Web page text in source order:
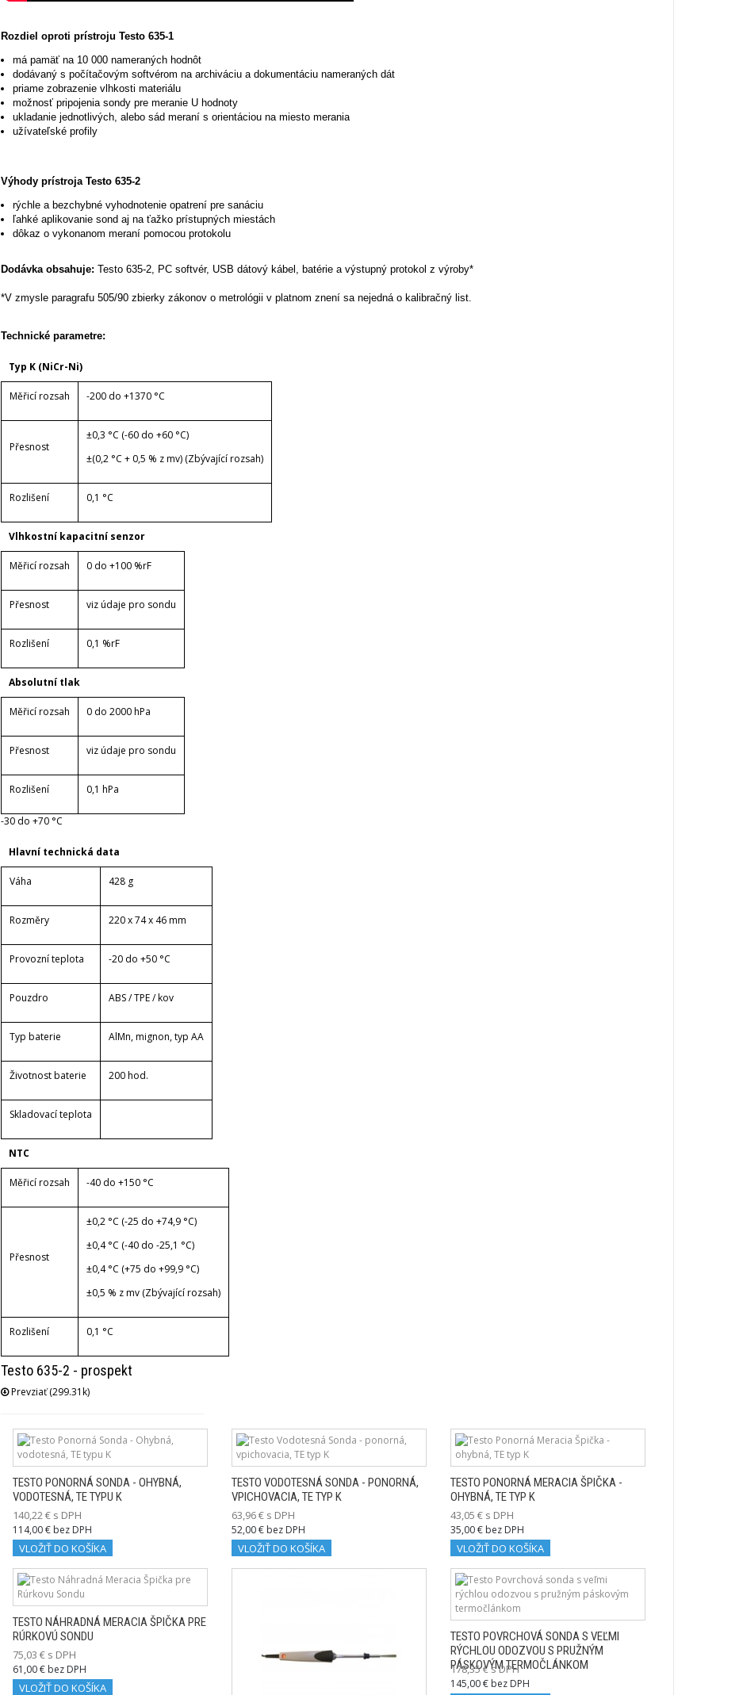
Rozdiel oproti prístroju Testo 635-1
má pamäť na 10 000 nameraných hodnôt
dodávaný s počítačovým softvérom na archiváciu a dokumentáciu nameraných dát
priame zobrazenie vlhkosti materiálu
možnosť pripojenia sondy pre meranie U hodnoty
ukladanie jednotlivých, alebo sád meraní s orientáciou na miesto merania
užívateľské profily
Výhody prístroja Testo 635-2
rýchle a bezchybné vyhodnotenie opatrení pre sanáciu
ľahké aplikovanie sond aj na ťažko prístupných miestách
dôkaz o vykonanom meraní pomocou protokolu
Dodávka obsahuje: Testo 635-2, PC softvér, USB dátový kábel, batérie a výstupný protokol z výroby*
*V zmysle paragrafu 505/90 zbierky zákonov o metrológii v platnom znení sa nejedná o kalibračný list.
Technické parametre:
Typ K (NiCr-Ni)
Měřicí rozsah -200 do +1370 °C
Přesnost
±0,3 °C (-60 do +60 °C)
±(0,2 °C + 0,5 % z mv) (Zbývající rozsah)
Rozlišení 0,1 °C
Vlhkostní kapacitní senzor
Měřicí rozsah 0 do +100 %rF
Přesnost viz údaje pro sondu
Rozlišení 0,1 %rF
Absolutní tlak
Měřicí rozsah 0 do 2000 hPa
Přesnost viz údaje pro sondu
Rozlišení 0,1 hPa
-30 do +70 °C
Hlavní technická data
Váha 428 g
Rozměry 220 x 74 x 46 mm
Provozní teplota -20 do +50 °C
Pouzdro ABS / TPE / kov
Typ baterie AlMn, mignon, typ AA
Životnost baterie 200 hod.
Skladovací teplota
NTC
Měřicí rozsah -40 do +150 °C
Přesnost
±0,2 °C (-25 do +74,9 °C)
±0,4 °C (-40 do -25,1 °C)
±0,4 °C (+75 do +99,9 °C)
±0,5 % z mv (Zbývající rozsah)
Rozlišení 0,1 °C
Testo 635-2 - prospekt
Prevziať (299.31k)
TESTO PONORNÁ SONDA - OHYBNÁ,
VODOTESNÁ, TE TYPU K
140,22 € s DPH
114,00 € bez DPH
VLOŽIŤ DO KOŠÍKA
TESTO VODOTESNÁ SONDA - PONORNÁ,
VPICHOVACIA, TE TYP K
63,96 € s DPH
52,00 € bez DPH
VLOŽIŤ DO KOŠÍKA
TESTO PONORNÁ MERACIA ŠPIČKA -
OHYBNÁ, TE TYP K
43,05 € s DPH
35,00 € bez DPH
VLOŽIŤ DO KOŠÍKA
TESTO NÁHRADNÁ MERACIA ŠPIČKA PRE
RÚRKOVÚ SONDU
75,03 € s DPH
61,00 € bez DPH
VLOŽIŤ DO KOŠÍKA
TESTO POVRCHOVÁ SONDA S VEĽMI
RÝCHLOU ODOZVOU S PRUŽNÝM
PÁSKOVÝM TERMOČLÁNKOM
178,35 € s DPH
145,00 € bez DPH